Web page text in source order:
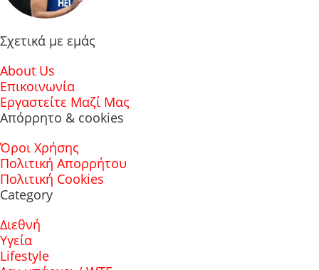
Σχετικά με εμάς
About Us
Επικοινωνία
Εργαστείτε Μαζί Μας
Απόρρητο & cookies
Όροι Χρήσης
Πολιτική Απορρήτου
Πολιτική Cookies
Category
Διεθνή
Υγεία
Lifestyle